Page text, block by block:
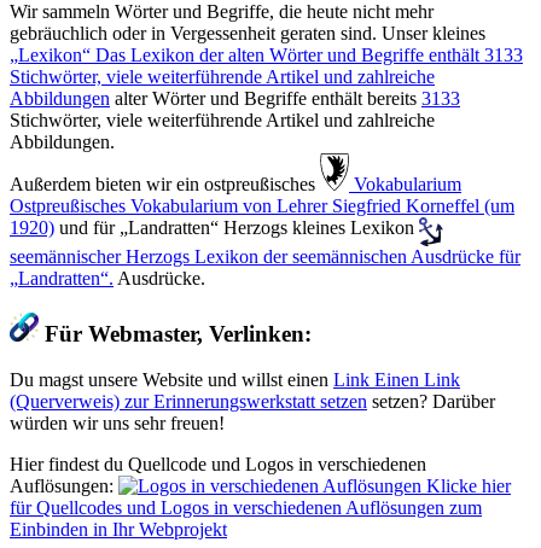
Wir sammeln Wörter und Begriffe, die heute nicht mehr
gebräuchlich oder in Vergessenheit geraten sind. Unser kleines
Lexikon
Das Lexikon der alten Wörter und Begriffe enthält 3133
Stichwörter, viele weiterführende Artikel und zahlreiche
Abbildungen alter Wörter und Begriffe enthält bereits 3133
Stichwörter, viele weiterführende Artikel und zahlreiche
Abbildungen.
Außerdem bieten wir ein ostpreußisches
️ Vokabularium
Ostpreußisches Vokabularium von Lehrer Siegfried Korneffel (um
1920) und für Landratten Herzogs kleines Lexikon
seemännischerHerzogs Lexikon der seemännischen Ausdrücke für
Landratten . Ausdrücke.
Für Webmaster, Verlinken:
Du magst unsere Website und willst einen Link Einen Link
(Querverweis) zur Erinnerungswerkstatt setzen setzen? Darüber
würden wir uns sehr freuen!
Hier findest du Quellcode und Logos in verschiedenen
Auflösungen:
Klicke hier
für Quellcodes und Logos in verschiedenen Auflösungen zum
Einbinden in Ihr Webprojekt